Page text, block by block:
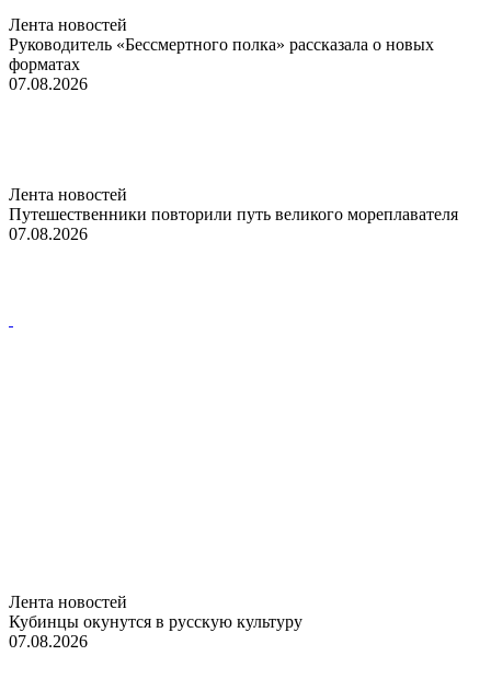
Лента новостей
Руководитель «Бессмертного полка» рассказала о новых
форматах
07.08.2026
Лента новостей
Путешественники повторили путь великого мореплавателя
07.08.2026
Лента новостей
Кубинцы окунутся в русскую культуру
07.08.2026